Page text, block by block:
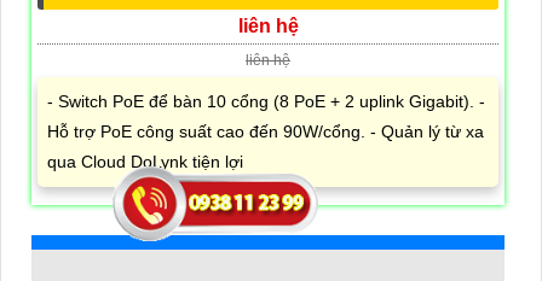
liên hệ
liên hệ
- Switch PoE để bàn 10 cổng (8 PoE + 2 uplink Gigabit). -
Hỗ trợ PoE công suất cao đến 90W/cổng. - Quản lý từ xa
qua Cloud DoLynk tiện lợi